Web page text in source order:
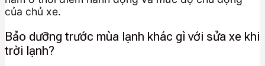
của chủ xe.
Bảo dưỡng trước mùa lạnh khác gì với sửa xe khi
trời lạnh?